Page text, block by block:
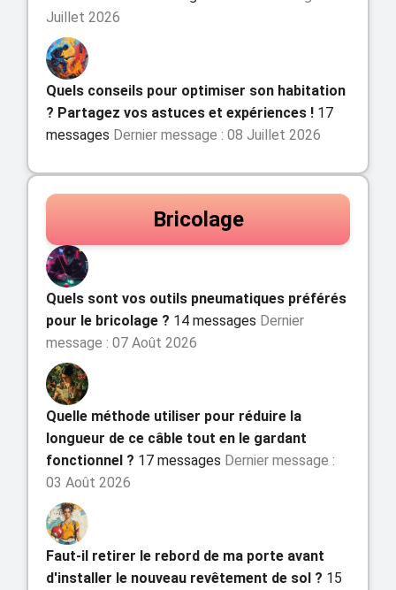
Juillet 2026
Quels conseils pour optimiser son habitation
? Partagez vos astuces et expériences ! 17
messages Dernier message : 08 Juillet 2026
Bricolage
Quels sont vos outils pneumatiques préférés
pour le bricolage ? 14 messages Dernier
message : 07 Août 2026
Quelle méthode utiliser pour réduire la
longueur de ce câble tout en le gardant
fonctionnel ? 17 messages Dernier message :
03 Août 2026
Faut-il retirer le rebord de ma porte avant
d'installer le nouveau revêtement de sol ? 15